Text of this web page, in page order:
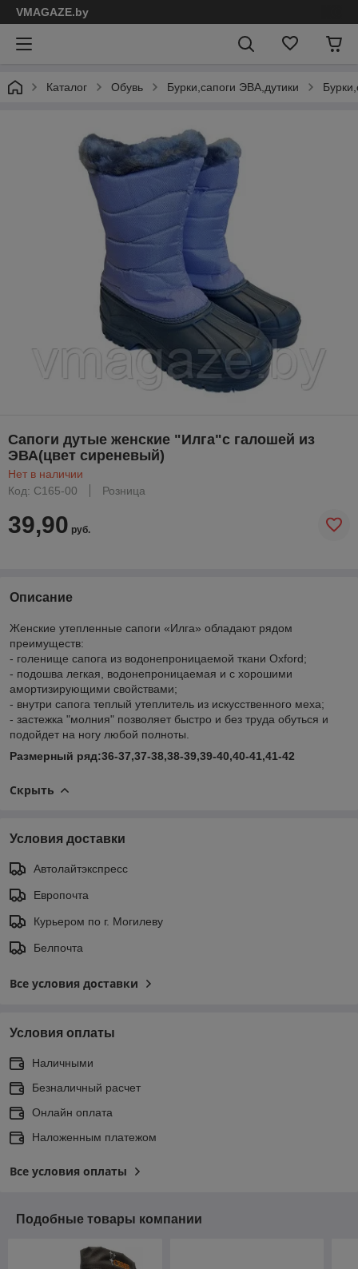
VMAGAZE.by
Каталог Обувь Бурки,сапоги ЭВА,дутики
Сапоги дутые женские "Илга"с галошей из
ЭВА(цвет сиреневый)
Нет в наличии
Код: С165-00
Розница
39,90 руб.
Описание
Женские утепленные сапоги «Илга» обладают рядом
преимуществ:
- голенище сапога из водонепроницаемой ткани Oxford;
- подошва легкая, водонепроницаемая и с хорошими
амортизирующими свойствами;
- внутри сапога теплый утеплитель из искусственного меха;
- застежка "молния" позволяет быстро и без труда обуться и
подойдет на ногу любой полноты.
Размерный ряд:36-37,37-38,38-39,39-40,40-41,41-42
Скрыть
Условия доставки
Автолайтэкспресс
Европочта
Курьером по г. Могилеву
Белпочта
Все условия доставки
Условия оплаты
Наличными
Безналичный расчет
Онлайн оплата
Наложенным платежом
Все условия оплаты
Подобные товары компании